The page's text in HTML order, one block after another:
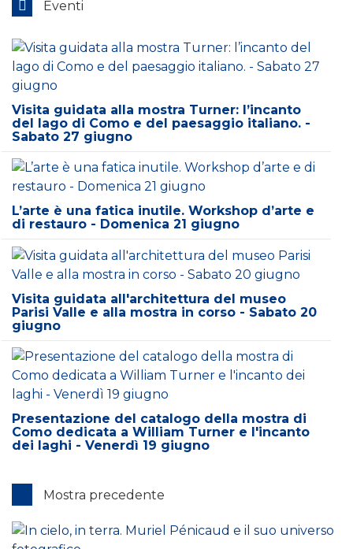
Eventi
Visita guidata alla mostra Turner: l’incanto
del lago di Como e del paesaggio italiano. -
Sabato 27 giugno
L’arte è una fatica inutile. Workshop d’arte e
di restauro - Domenica 21 giugno
Visita guidata all'architettura del museo
Parisi Valle e alla mostra in corso - Sabato 20
giugno
Presentazione del catalogo della mostra di
Como dedicata a William Turner e l'incanto
dei laghi - Venerdì 19 giugno
Mostra precedente